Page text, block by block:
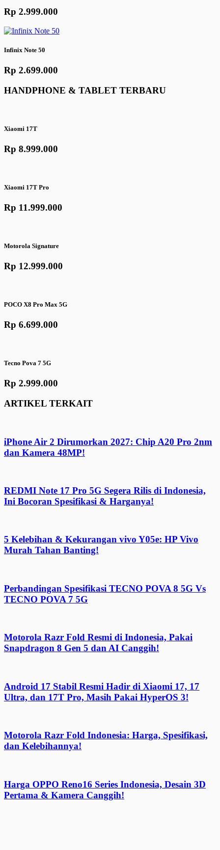
Rp 2.999.000
Infinix Note 50
Rp 2.699.000
HANDPHONE & TABLET TERBARU
Xiaomi 17T
Rp 8.999.000
Xiaomi 17T Pro
Rp 11.999.000
Motorola Signature
Rp 12.999.000
POCO X8 Pro Max 5G
Rp 6.699.000
Tecno Pova 7 5G
Rp 2.999.000
ARTIKEL TERKAIT
iPhone Air 2 Dirumorkan 2027: Chip A20 Pro 2nm
dan Kamera 48MP!
REDMI Note 17 Pro 5G Segera Rilis di Indonesia,
Ini Bocoran Spesifikasi & Harganya!
5 Kelebihan & Kekurangan vivo Y05e: HP Vivo
Murah Tahan Banting!
Perbandingan Spesifikasi TECNO POVA 8 5G Vs
TECNO POVA 7 5G
Motorola Razr Fold Resmi di Indonesia, Pakai
Snapdragon 8 Gen 5 dan AI Canggih!
Android 17 Stabil Resmi Hadir di Xiaomi 17, 17
Ultra, dan 17T Pro, Masih Pakai HyperOS 3!
Motorola Razr Fold Indonesia: Harga, Spesifikasi,
dan Kelebihannya!
Harga OPPO Reno16 Series Indonesia, Desain 3D
Pertama & Kamera Canggih!